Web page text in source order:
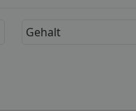
Gehalt